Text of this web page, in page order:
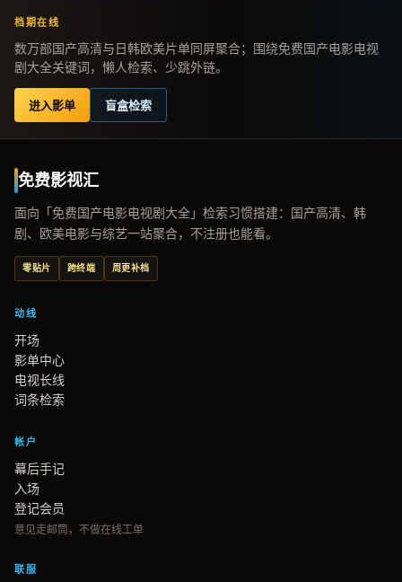
档期在线
数万部国产高清与日韩欧美片单同屏聚合；围绕免费国产电影电视
剧大全关键词，懒人检索、少跳外链。
进入影单 盲盒检索
免费影视汇
面向「免费国产电影电视剧大全」检索习惯搭建：国产高清、韩
剧、欧美电影与综艺一站聚合，不注册也能看。
零贴片 跨终端 周更补档
动线
开场
影单中心
电视长线
词条检索
帐户
幕后手记
入场
登记会员
意见走邮筒，不做在线工单
联服